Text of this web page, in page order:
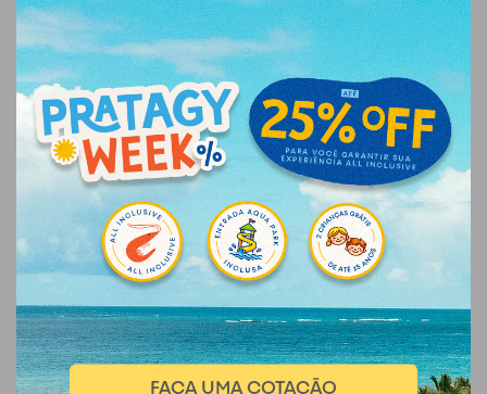
FAÇA UMA COTAÇÃO